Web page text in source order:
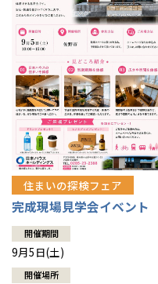
住まいの探検フェア
完成現場見学会イベント
開催期間
9月5日(土)
開催場所